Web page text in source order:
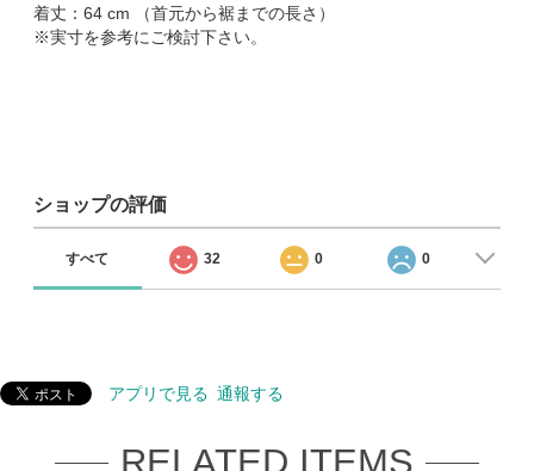
着丈：64 cm （首元から裾までの長さ）
※実寸を参考にご検討下さい。
ショップの評価
すべて 32 0 0
アプリで見る 通報する
RELATED ITEMS